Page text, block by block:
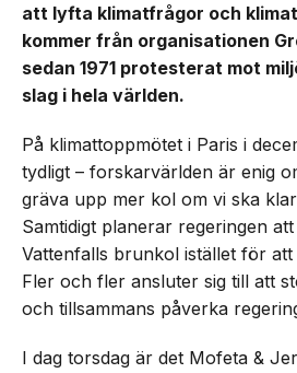
att lyfta klimatfrågor och
kommer från organisationen
sedan 1971 protesterat mot
slag i hela världen.
På klimattoppmötet i Paris i
tydligt – forskarvärlden är enig
gräva upp mer kol om vi ska
Samtidigt planerar regeringen att
Vattenfalls brunkol istället för att
Fler och fler ansluter sig till att
och tillsammans påverka
I dag torsdag är det Mofeta &